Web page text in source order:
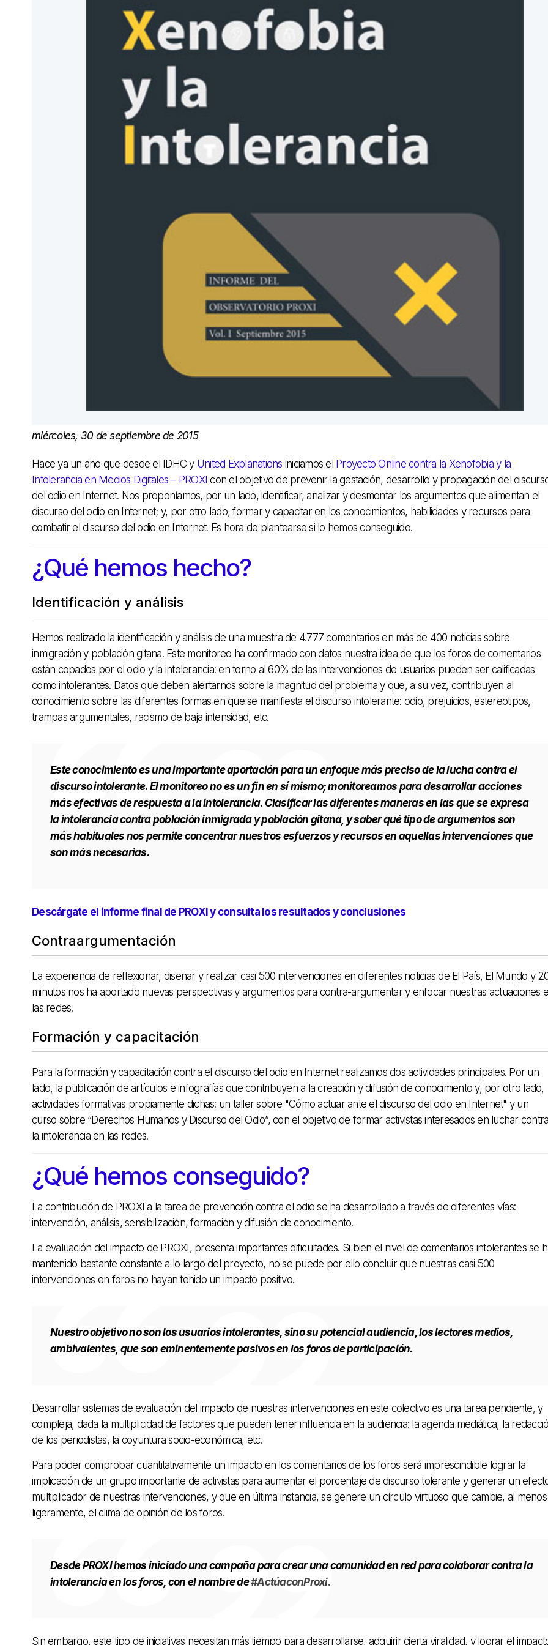
miércoles, 30 de septiembre de 2015
Hace ya un año que desde el IDHC y United Explanations iniciamos el Proyecto Online contra la Xenofobia y la
Intolerancia en Medios Digitales – PROXIcon el objetivo de prevenir la gestación, desarrollo y propagación del
del odio en Internet. Nos proponíamos, por un lado, identificar, analizar y desmontar los argumentos que alimentan el
discurso del odio en Internet; y, por otro lado, formar y capacitar en los conocimientos, habilidades y recursos para
combatir el discurso del odio en Internet. Es hora de plantearse si lo hemos conseguido.
¿Qué hemos hecho?
Identificación y análisis
Hemos realizado la identificación y análisis de una muestra de 4.777 comentarios en más de 400 noticias sobre
inmigración y población gitana. Este monitoreo ha confirmado con datos nuestra idea de que los foros de comentarios
están copados por el odio y la intolerancia: en torno al 60% de las intervenciones de usuarios pueden ser califi­cadas
como intolerantes. Datos que deben alertarnos sobre la magnitud del problema y que, a su vez, contribuyen al
conocimiento sobre las diferentes formas en que se manifi­esta el discurso intolerante: odio, prejuicios, estereotipos,
trampas argumentales, racismo de baja intensidad, etc.
Este conocimiento es una importante aportación para un enfoque más preciso de la lucha contra el
discurso intolerante. El monitoreo no es un fin en sí mismo; monitoreamos para desarrollar acciones
más efectivas de respuesta a la intolerancia. Clasificar las diferentes maneras en las que se expresa
la intolerancia contra población inmigrada y población gitana, y saber qué tipo de argumentos son
más habituales nos permite concentrar nuestros esfuerzos y recursos en aquellas intervenciones que
son más necesarias.
Descárgate el informe final de PROXI y consulta los resultados y conclusiones
Contraargumentación
La experiencia de reflexionar, diseñar y realizar casi 500 intervenciones en diferentes noticias de El País, El Mundo y
minutos nos ha aportado nuevas perspectivas y argumentos para contra-argumentar y enfocar nuestras actuaciones
las redes.
Formación y capacitación
Para la formación y capacitación contra el discurso del odio en Internet realizamos dos actividades principales. Por un
lado, la publicación de artículos e infografías que contribuyen a la creación y difusión de conocimiento y, por otro lado,
actividades formativas propiamente dichas: un taller sobre "Cómo actuar ante el discurso del odio en Internet" y un
curso sobre “Derechos Humanos y Discurso del Odio”, con el objetivo de formar activistas interesados en luchar
la intolerancia en las redes.
¿Qué hemos conseguido?
La contribución de PROXI a la tarea de prevención contra el odio se ha desarrollado a través de diferentes vías:
intervención, análisis, sensibilización, formación y difusión de conocimiento.
La evaluación del impacto de PROXI, presenta importantes dificultades. Si bien el nivel de comentarios intolerantes se
mantenido bastante constante a lo largo del proyecto, no se puede por ello concluir que nuestras casi 500
intervenciones en foros no hayan tenido un impacto positivo.
Nuestro objetivo no son los usuarios intolerantes, sino su potencial audiencia, los lectores medios,
ambivalentes, que son eminentemente pasivos en los foros de participación.
Desarrollar sistemas de evaluación del impacto de nuestras intervenciones en este colectivo es una tarea pendiente, y
compleja, dada la multiplicidad de factores que pueden tener influencia en la audiencia: la agenda mediática, la
de los periodistas, la coyuntura socio-económica, etc.
Para poder comprobar cuantitativamente un impacto en los comentarios de los foros será imprescindible lograr la
implicación de un grupo importante de activistas para aumentar el porcentaje de discurso tolerante y generar un
multiplicador de nuestras intervenciones, y que en última instancia, se genere un círculo virtuoso que cambie, al menos
ligeramente, el clima de opinión de los foros.
Desde PROXI hemos iniciado una campaña para crear una comunidad en red para colaborar contra la
intolerancia en los foros, con el nombre de#ActúaconProxi.
Sin embargo, este tipo de iniciativas necesitan más tiempo para desarrollarse, adquirir cierta viralidad, y lograr el